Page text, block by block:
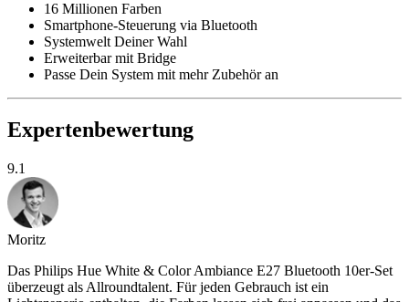
16 Millionen Farben
Smartphone-Steuerung via Bluetooth
Systemwelt Deiner Wahl
Erweiterbar mit Bridge
Passe Dein System mit mehr Zubehör an
Expertenbewertung
9.1
Moritz
Das Philips Hue White & Color Ambiance E27 Bluetooth 10er-Set
überzeugt als Allroundtalent. Für jeden Gebrauch ist ein